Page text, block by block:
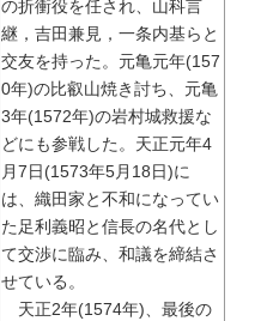
の折衝役を任され、山科言
継，吉田兼見，一条内基らと
交友を持った。元亀元年(157
0年)の比叡山焼き討ち、元亀
3年(1572年)の岩村城救援な
どにも参戦した。天正元年4
月7日(1573年5月18日)に
は、織田家と不和になってい
た足利義昭と信長の名代とし
て交渉に臨み、和議を締結さ
せている。
天正2年(1574年)、最後の